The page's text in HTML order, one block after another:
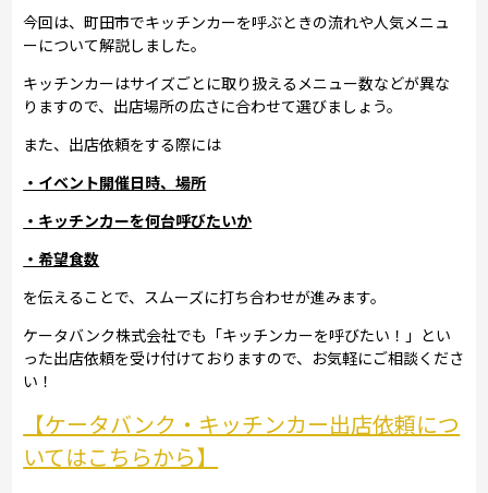
今回は、町田市でキッチンカーを呼ぶときの流れや人気メニュ
ーについて解説しました。
キッチンカーはサイズごとに取り扱えるメニュー数などが異な
りますので、出店場所の広さに合わせて選びましょう。
また、出店依頼をする際には
・イベント開催日時、場所
・キッチンカーを何台呼びたいか
・希望食数
を伝えることで、スムーズに打ち合わせが進みます。
ケータバンク株式会社でも「キッチンカーを呼びたい！」とい
った出店依頼を受け付けておりますので、お気軽にご相談くださ
い！
【ケータバンク・キッチンカー出店依頼につ
いてはこちらから】